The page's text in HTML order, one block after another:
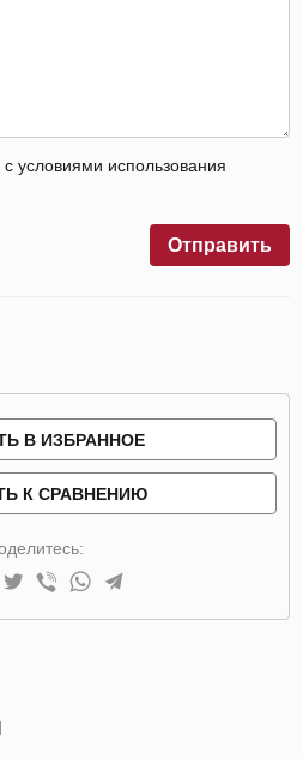
условиями использования
Отправить
В ИЗБРАННОЕ
К СРАВНЕНИЮ